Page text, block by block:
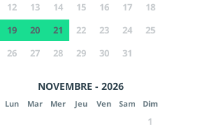
12
13 14 15 16 17
18
19
20 21 22 23 24
25
26
27 28 29 30 31
NOVEMBRE - 2026
Lun Mar Mer Jeu Ven Sam Dim
1